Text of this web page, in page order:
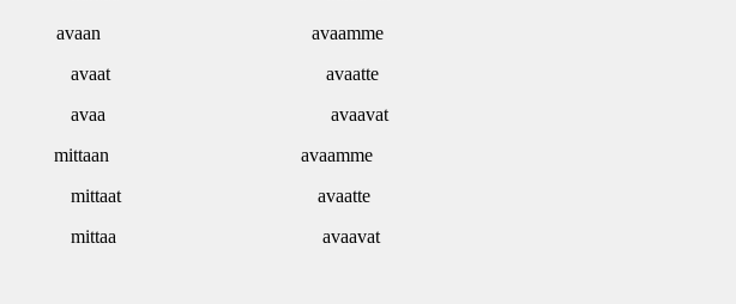
avaan
avaamme
avaat
avaatte
avaa
avaavat
mittaan
avaamme
mittaat
avaatte
mittaa
avaavat